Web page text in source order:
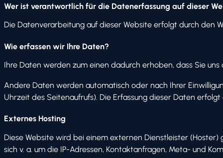
Wer ist verantwortlich für die Datenerfassung auf dieser
Die Datenverarbeitung auf dieser Website erfolgt durch den
Wie erfassen wir Ihre Daten?
Ihre Daten werden zum einen dadurch erhoben, dass Sie
Andere Daten werden automatisch oder nach Ihrer
Uhrzeit des Seitenaufrufs). Die Erfassung dieser Daten
Externes Hosting
Diese Website wird bei einem externen Dienstleister
sich v. a. um die IP-Adressen, Kontaktanfragen, Meta- und